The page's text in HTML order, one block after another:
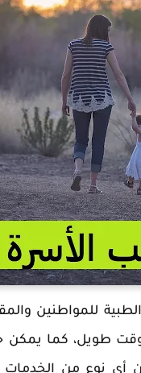
للمواطنين
طويل، كما يمكن
أي نوع من الخدمات